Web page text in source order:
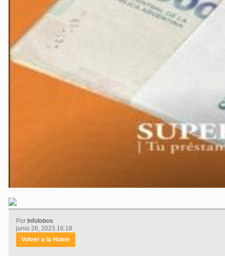
Por Infolobos
junio 26, 2023 16:18
Volver a la Home